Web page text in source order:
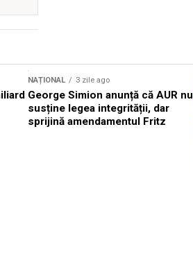
NAȚIONAL 3 zile ago
George Simion anunță că AUR nu
susține legea integrității, dar
sprijină amendamentul Fritz